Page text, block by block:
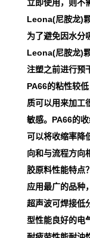
立即使用，则不
Leona(尼胺龙)
为了避免因水分
Leona(尼胺龙)
注塑之前进行预
PA66的粘性较
质可以用来加工
敏感。PA66的
可以将收缩率降
向和与流程方向
胶原料性能特点
应用最广的品种
超声波可焊接低
型性能良好的电